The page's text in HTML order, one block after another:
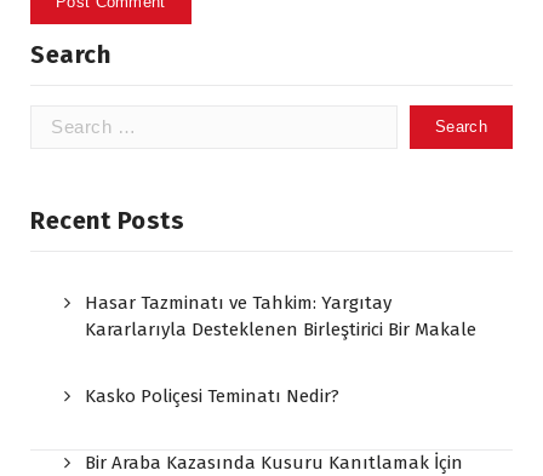
Search
Search
Recent Posts
Hasar Tazminatı ve Tahkim: Yargıtay
Kararlarıyla Desteklenen Birleştirici Bir Makale
Kasko Poliçesi Teminatı Nedir?
Bir Araba Kazasında Kusuru Kanıtlamak İçin